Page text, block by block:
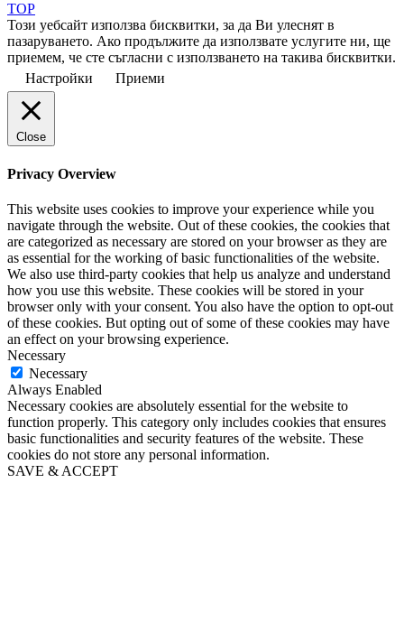
TOP
Този уебсайт използва бисквитки, за да Ви улеснят в
пазаруването. Ако продължите да използвате услугите ни, ще
приемем, че сте съгласни с използването на такива бисквитки.
Настройки
Приеми
Close
Privacy Overview
This website uses cookies to improve your experience while you
navigate through the website. Out of these cookies, the cookies that
are categorized as necessary are stored on your browser as they are
as essential for the working of basic functionalities of the website.
We also use third-party cookies that help us analyze and understand
how you use this website. These cookies will be stored in your
browser only with your consent. You also have the option to opt-out
of these cookies. But opting out of some of these cookies may have
an effect on your browsing experience.
Necessary
Necessary
Always Enabled
Necessary cookies are absolutely essential for the website to
function properly. This category only includes cookies that ensures
basic functionalities and security features of the website. These
cookies do not store any personal information.
SAVE & ACCEPT